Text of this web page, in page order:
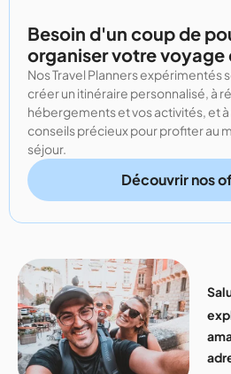
Besoin d'un coup de
organiser votre voyage
Nos Travel Planners expérimentés
créer un itinéraire personnalisé, à
hébergements et vos activités, et
conseils précieux pour profiter au
séjour.
Découvrir nos